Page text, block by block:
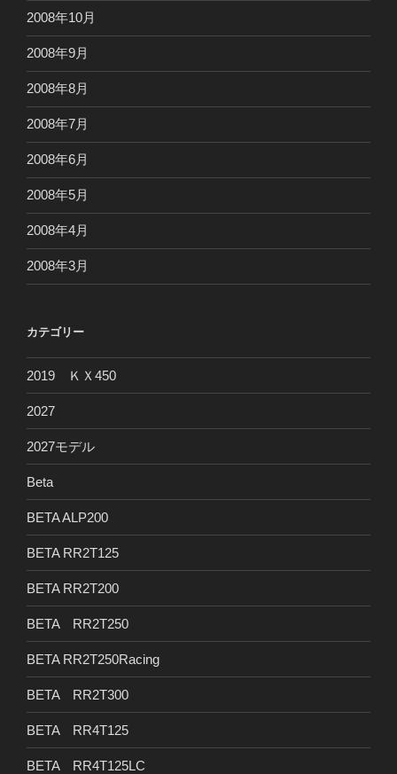
2008年10月
2008年9月
2008年8月
2008年7月
2008年6月
2008年5月
2008年4月
2008年3月
カテゴリー
2019 ＫＸ450
2027
2027モデル
Beta
BETA ALP200
BETA RR2T125
BETA RR2T200
BETA RR2T250
BETA RR2T250Racing
BETA RR2T300
BETA RR4T125
BETA RR4T125LC